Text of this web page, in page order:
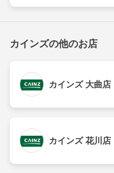
カインズの他のお店
カインズ 大曲店
カインズ 花川店